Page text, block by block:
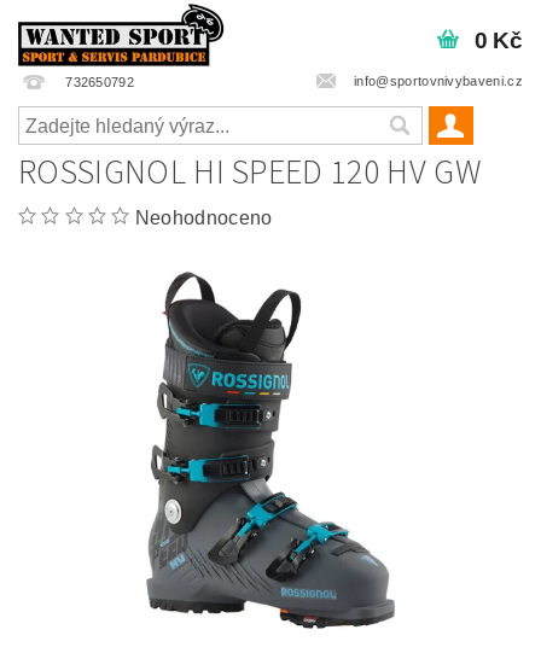
732650792 info@sportovnivybaveni.cz
0 Kč
ROSSIGNOL HI SPEED 120 HV GW
Neohodnoceno